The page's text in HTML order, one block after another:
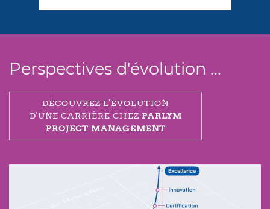
Perspectives d'évolution ...
DÉCOUVREZ L'ÉVOLUTION
D'UNE CARRIÈRE CHEZ PARLYM
PROJECT MANAGEMENT